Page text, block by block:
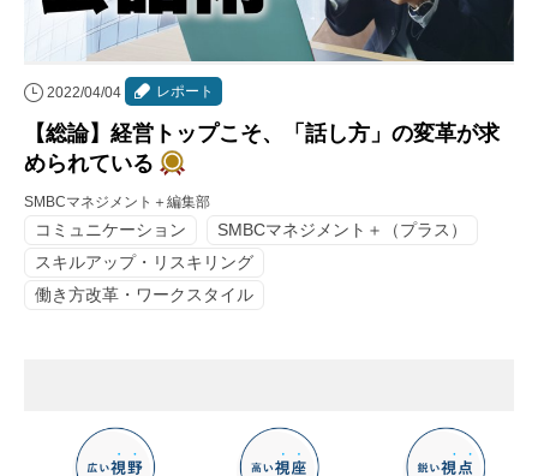
2022/04/04 レポート
【総論】経営トップこそ、「話し方」の変革が求
められている
SMBCマネジメント＋編集部
コミュニケーション
SMBCマネジメント＋（プラス）
スキルアップ・リスキリング
働き方改革・ワークスタイル